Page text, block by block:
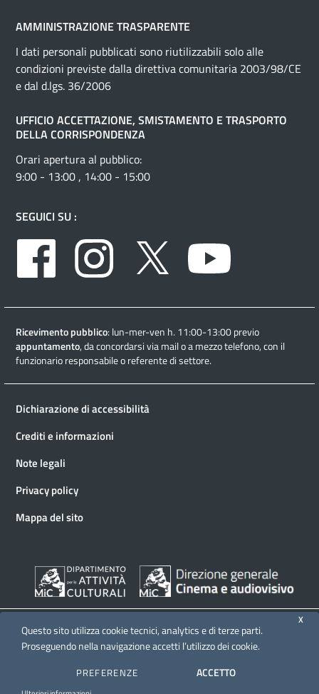
AMMINISTRAZIONE TRASPARENTE
I dati personali pubblicati sono riutilizzabili solo alle
condizioni previste dalla direttiva comunitaria 2003/98/CE
e dal d.lgs. 36/2006
UFFICIO ACCETTAZIONE, SMISTAMENTO E TRASPORTO
DELLA CORRISPONDENZA
Orari apertura al pubblico:
9:00 - 13:00 , 14:00 - 15:00
SEGUICI SU :
Facebook
Instagram Twitter
Ricevimento pubblico: lun-mer-ven h. 11:00-13:00 previo
appuntamento, da concordarsi via mail o a mezzo telefono, con il
funzionario responsabile o referente di settore.
Dichiarazione di accessibilità
Crediti e informazioni
Note legali
Privacy policy
Mappa del sito
© 2026 Direzione generale Cinema e audiovisivo
X
Questo sito utilizza cookie tecnici, analytics e di terze parti.
Proseguendo nella navigazione accetti l’utilizzo dei cookie.
PREFERENZE ACCETTO